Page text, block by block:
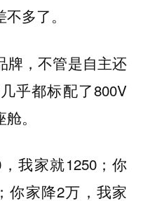
多了。
牌，不管是自主还
乎都标配了800V
。
我家就1250；你
你家降2万，我家